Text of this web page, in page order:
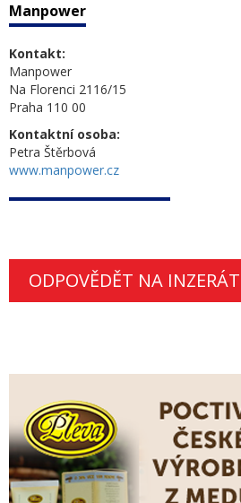
Manpower
Kontakt:
Manpower
Na Florenci 2116/15
Praha 110 00
Kontaktní osoba:
Petra Štěrbová
www.manpower.cz
ODPOVĚDĚT NA INZERÁT